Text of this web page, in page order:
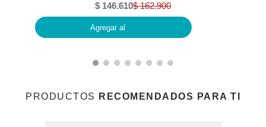
$ 162.900
$ 146.610
Agregar al
PRODUCTOS RECOMENDADOS PARA TI